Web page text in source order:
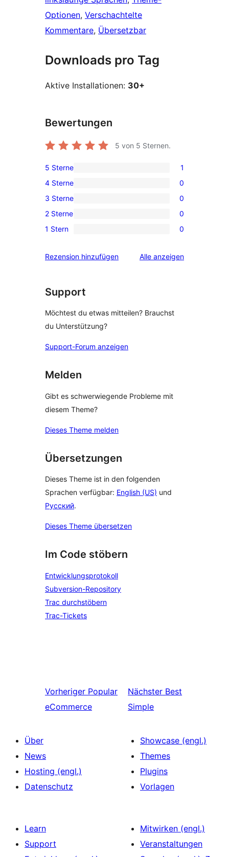
Optionen, Verschachtelte
Kommentare, Übersetzbar
Downloads pro Tag
Aktive Installationen: 30+
Bewertungen
5 von 5 Sternen.
1 5-
Sterne-
Rezension
5 Sterne 1
0 4-
Sterne-
Rezensionen
4 Sterne 0
0 3-
Sterne-
Rezensionen
3 Sterne 0
0 2-
Sterne-
2 Sterne 0
0 1-
Rezensionen
1 Stern 0
Rezension hinzufügen Alle Rezensionen
anzeigen
Support
Möchtest du etwas mitteilen? Brauchst
du Unterstützung?
Support-Forum anzeigen
Melden
Gibt es schwerwiegende Probleme mit
diesem Theme?
Dieses Theme melden
Übersetzungen
Dieses Theme ist in den folgenden
Sprachen verfügbar: English (US) und
Русский.
Dieses Theme übersetzen
Im Code stöbern
Entwicklungsprotokoll
Subversion-Repository
Trac durchstöbern
Trac-Tickets
Vorheriger Popular
eCommerce
Nächster Best
Simple
Über
News
Hosting (engl.)
Datenschutz
Showcase (engl.)
Themes
Plugins
Vorlagen
Learn
Support
Mitwirken (engl.)
Veranstaltungen